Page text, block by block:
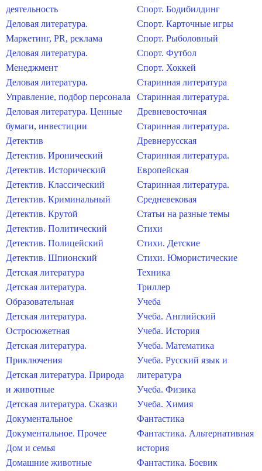
деятельность
Деловая литература.
Маркетинг, PR, реклама
Деловая литература.
Менеджмент
Деловая литература.
Управление, подбор персонала
Деловая литература. Ценные
бумаги, инвестиции
Детектив
Детектив. Иронический
Детектив. Исторический
Детектив. Классический
Детектив. Криминальный
Детектив. Крутой
Детектив. Политический
Детектив. Полицейский
Детектив. Шпионский
Детская литература
Детская литература.
Образовательная
Детская литература.
Остросюжетная
Детская литература.
Приключения
Детская литература. Природа
и животные
Детская литература. Сказки
Документальное
Документальное. Прочее
Дом и семья
Домашние животные
Спорт. Бодибилдинг
Спорт. Карточные игры
Спорт. Рыболовный
Спорт. Футбол
Спорт. Хоккей
Старинная литература
Старинная литература.
Древневосточная
Старинная литература.
Древнерусская
Старинная литература.
Европейская
Старинная литература.
Средневековая
Статьи на разные темы
Стихи
Стихи. Детские
Стихи. Юмористические
Техника
Триллер
Учеба
Учеба. Английский
Учеба. История
Учеба. Математика
Учеба. Русский язык и
литература
Учеба. Физика
Учеба. Химия
Фантастика
Фантастика. Альтернативная
история
Фантастика. Боевик